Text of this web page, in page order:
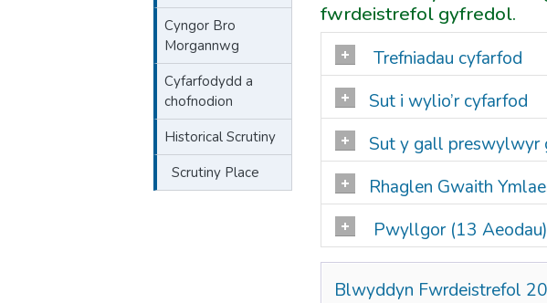
Cyngor Bro
Morgannwg
Cyfarfodydd a
chofnodion
Historical Scrutiny
Scrutiny Place
fwrdeistrefol gyfredol.
Trefniadau cyfarfod
Sut i wylio’r cyfarfod
Sut y gall preswylwyr
Rhaglen Gwaith
Pwyllgor (13 Aeodau)
Blwyddyn Fwrdeistrefol